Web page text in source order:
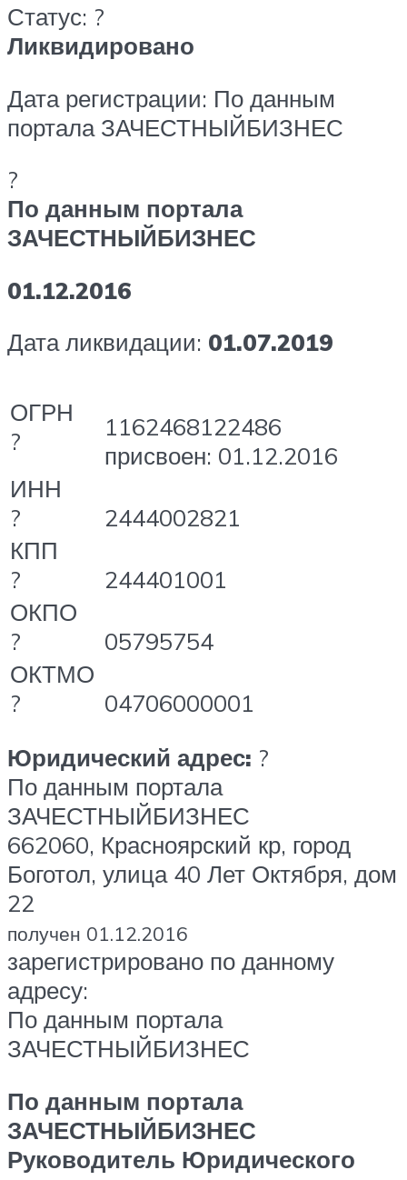
Статус: ?
Ликвидировано
Дата регистрации: По данным
портала ЗАЧЕСТНЫЙБИЗНЕС
?
По данным портала
ЗАЧЕСТНЫЙБИЗНЕС
01.12.2016
Дата ликвидации: 01.07.2019
ОГРН
?
1162468122486
присвоен: 01.12.2016
ИНН
?
2444002821
КПП
?
244401001
ОКПО
?
05795754
ОКТМО
?
04706000001
Юридический адрес: ?
По данным портала
ЗАЧЕСТНЫЙБИЗНЕС
662060, Красноярский кр, город
Боготол, улица 40 Лет Октября, дом
22
получен 01.12.2016
зарегистрировано по данному
адресу:
По данным портала
ЗАЧЕСТНЫЙБИЗНЕС
По данным портала
ЗАЧЕСТНЫЙБИЗНЕС
Руководитель Юридического